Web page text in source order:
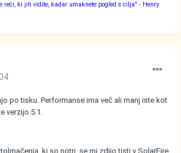
reči, ki jih vidite, kadar umaknete pogled s cilja"- Henry
po tisku. Performanse ima več ali manj iste kot
verzijo 5.1.
ki so notri, se mi zdijo tisti v SolarFire